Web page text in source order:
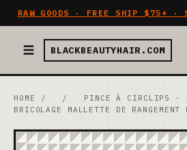
RAW GOODS · FREE SHIP $75+ ·
BLACKBEAUTYHAIR.COM
HOME / /
PINCE À CIRCLIPS -
BRICOLAGE MALLETTE DE RANGEMENT